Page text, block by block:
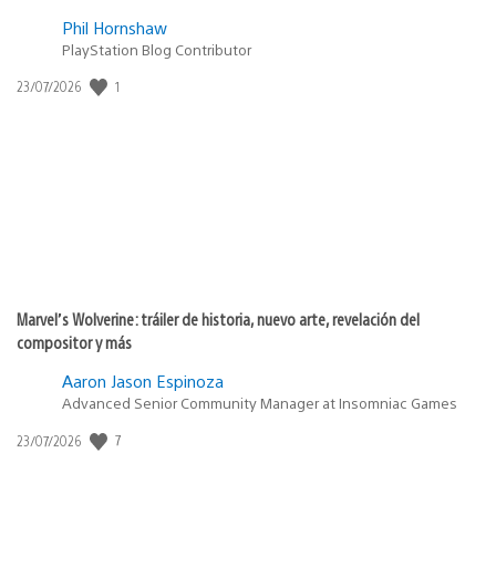
Phil Hornshaw
PlayStation Blog Contributor
Fecha
23/07/2026 1
Marvel’s Wolverine: tráiler de historia, nuevo arte, revelación del
compositor y más
Aaron Jason Espinoza
Advanced Senior Community Manager at Insomniac Games
Fecha
23/07/2026 7